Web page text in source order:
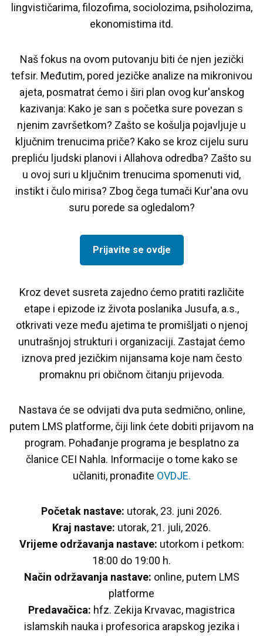
lingvističarima, filozofima, sociolozima, psiholozima,
ekonomistima itd.
Naš fokus na ovom putovanju biti će njen jezički
tefsir. Međutim, pored jezičke analize na mikronivou
ajeta, posmatrat ćemo i širi plan ovog kur'anskog
kazivanja: Kako je san s početka sure povezan s
njenim završetkom? Zašto se košulja pojavljuje u
ključnim trenucima priče? Kako se kroz cijelu suru
prepliću ljudski planovi i Allahova odredba? Zašto su
u ovoj suri u ključnim trenucima spomenuti vid,
instikt i čulo mirisa? Zbog čega tumači Kur'ana ovu
suru porede sa ogledalom?
Prijavite se ovdje
Kroz devet susreta zajedno ćemo pratiti različite
etape i epizode iz života poslanika Jusufa, a.s.,
otkrivati veze među ajetima te promišljati o njenoj
unutrašnjoj strukturi i organizaciji. Zastajat ćemo
iznova pred jezičkim nijansama koje nam često
promaknu pri običnom čitanju prijevoda.
Nastava će se odvijati dva puta sedmično, online,
putem LMS platforme, čiji link ćete dobiti prijavom na
program. Pohađanje programa je besplatno za
članice CEI Nahla. Informacije o tome kako se
učlaniti, pronađite OVDJE.
Početak nastave: utorak, 23. juni 2026.
Kraj nastave: utorak, 21. juli, 2026.
Vrijeme održavanja nastave: utorkom i petkom:
18:00 do 19:00 h.
Način održavanja nastave: online, putem LMS
platforme
Predavačica: hfz. Zekija Krvavac, magistrica
islamskih nauka i profesorica arapskog jezika i